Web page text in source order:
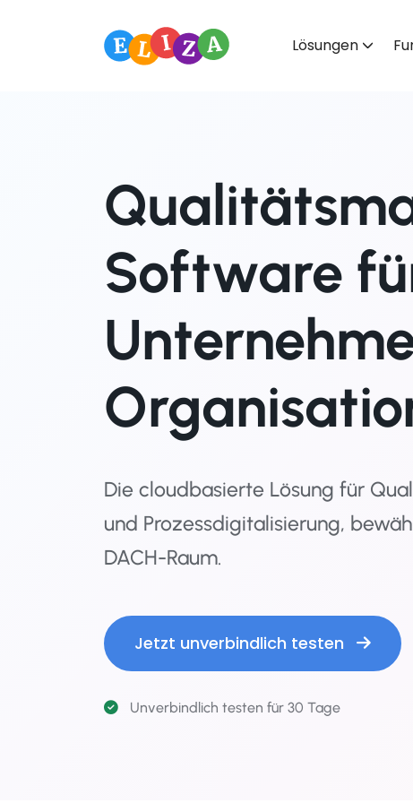
Lösungen
Software
Die cloudbasierte Lösung für
und Prozessdigitalisierung,
DACH-Raum.
Jetzt unverbindlich testen
Unverbindlich testen für 30 Tage